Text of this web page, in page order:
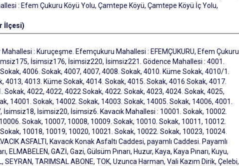
: Efem Çukuru Köyü Yolu, Çamtepe Köyü, Çamtepe Köyü İç Yolu,
İlçesi)
: Kuruçeşme. Efemçukuru Mahallesi : EFEMÇUKURU, Efem Çukuru
İsimsiz176, İsimsiz220, İsimsiz221. Gödence Mahallesi : 4001.
4006. Sokak, 4007, 4007, 4008. Sokak, 4010. Küme Sokak, 4010/1.
4013, 4013. Küme Sokak, 4014. Sokak, 4015. Sokak, 4016 Sokak, 4017.
4022, 4022, 4022 Sokak, 4022. Sokak, 4023, 4024. Sokak, 4025,
14001. Sokak, 14002. Sokak, 14003. Sokak, 14005. Sokak, 14006, 4001.
İsimsiz20, İsimsiz6. Kavacık Mahallesi : 10001. Sokak, 10002.
Sokak, 10007, 10008, 10009. Sokak, 10010. Sokak, 10011, 10012.
10018, 10019, 10020, 10021. Sokak, 10022. Sokak, 10023, 10024.
ASFALTI, Kavacık Konak Asfaltı Caddesi, payamlı Caddesi. Payamlı
ELMABELEN, GAZİ, Gazi, Gülsüm Pınarı, Huzur, Kaya, Kaya Pınarı, Kuyu,
SEYRAN, TARIMSAL ABONE, TOK, Uzunca Harman, Vali Kazım Dirik, Çelebi,